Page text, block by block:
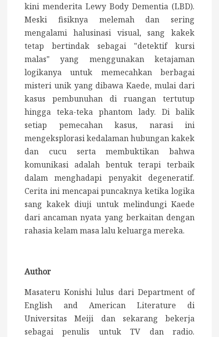
kini menderita Lewy Body Dementia (LBD).
Meski fisiknya melemah dan sering
mengalami halusinasi visual, sang kakek
tetap bertindak sebagai "detektif kursi
malas" yang menggunakan ketajaman
logikanya untuk memecahkan berbagai
misteri unik yang dibawa Kaede, mulai dari
kasus pembunuhan di ruangan tertutup
hingga teka-teka phantom lady. Di balik
setiap pemecahan kasus, narasi ini
mengeksplorasi kedalaman hubungan kakek
dan cucu serta membuktikan bahwa
komunikasi adalah bentuk terapi terbaik
dalam menghadapi penyakit degeneratif.
Cerita ini mencapai puncaknya ketika logika
sang kakek diuji untuk melindungi Kaede
dari ancaman nyata yang berkaitan dengan
rahasia kelam masa lalu keluarga mereka.
Author
Masateru Konishi lulus dari Department of
English and American Literature di
Universitas Meiji dan sekarang bekerja
sebagai penulis untuk TV dan radio.